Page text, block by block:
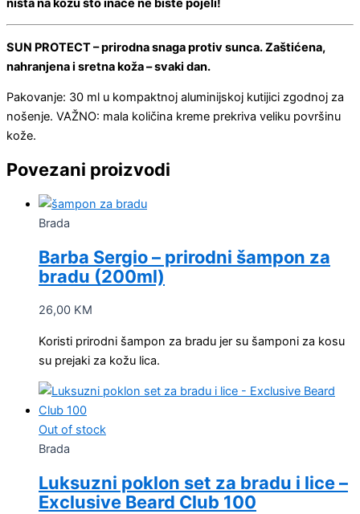
SUN PROTECT – prirodna snaga protiv sunca. Zaštićena,
nahranjena i sretna koža – svaki dan.
Pakovanje: 30 ml u kompaktnoj aluminijskoj kutijici zgodnoj za
nošenje. VAŽNO: mala količina kreme prekriva veliku površinu
kože.
Povezani proizvodi
Brada
Barba Sergio – prirodni šampon za
bradu (200ml)
26,00 KM
Koristi prirodni šampon za bradu jer su šamponi za kosu
su prejaki za kožu lica.
Out of stock
Brada
Luksuzni poklon set za bradu i lice –
Exclusive Beard Club 100